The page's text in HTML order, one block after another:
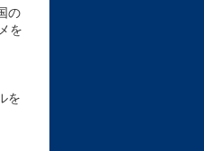
の
を
を